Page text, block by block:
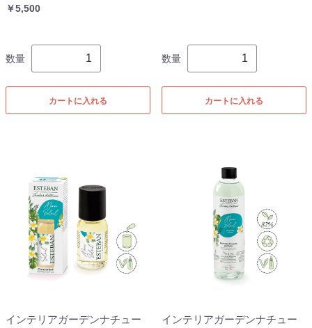
￥5,500
数量
カートに入れる
数量
カートに入れる
インテリアガーデンナチュー
インテリアガーデンナチュー